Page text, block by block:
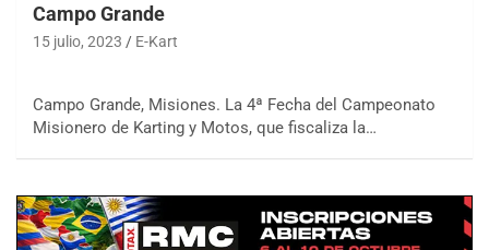
Campo Grande
15 julio, 2023 E-Kart
Campo Grande, Misiones. La 4ª Fecha del Campeonato
Misionero de Karting y Motos, que fiscaliza la…